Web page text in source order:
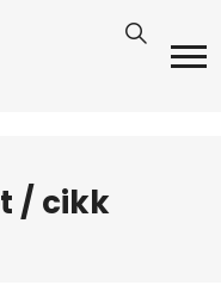
/ cikk